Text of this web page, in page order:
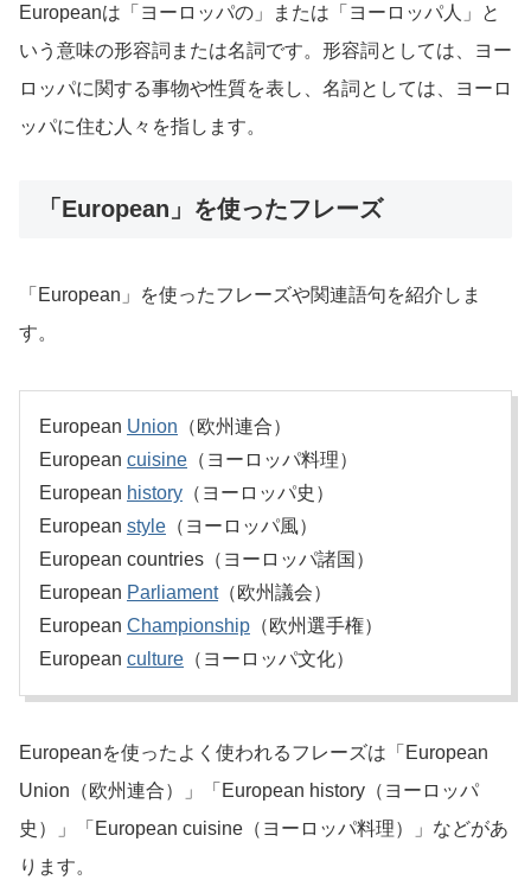
Europeanは「ヨーロッパの」または「ヨーロッパ人」と
いう意味の形容詞または名詞です。形容詞としては、ヨー
ロッパに関する事物や性質を表し、名詞としては、ヨーロ
ッパに住む人々を指します。
「European」を使ったフレーズ
「European」を使ったフレーズや関連語句を紹介しま
す。
European Union （欧州連合）
European cuisine （ヨーロッパ料理）
European history （ヨーロッパ史）
European style （ヨーロッパ風）
European countries（ヨーロッパ諸国）
European Parliament（欧州議会）
European Championship （欧州選手権）
European culture （ヨーロッパ文化）
Europeanを使ったよく使われるフレーズは「European
Union（欧州連合）」「European history（ヨーロッパ
史）」「European cuisine（ヨーロッパ料理）」などがあ
ります。